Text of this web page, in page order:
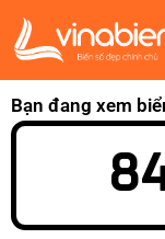
Bạn đang xem